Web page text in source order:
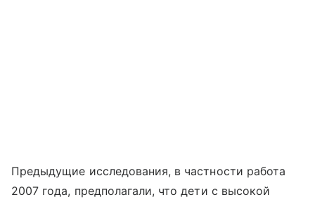
Предыдущие исследования, в частности работа
2007 года, предполагали, что дети с высокой